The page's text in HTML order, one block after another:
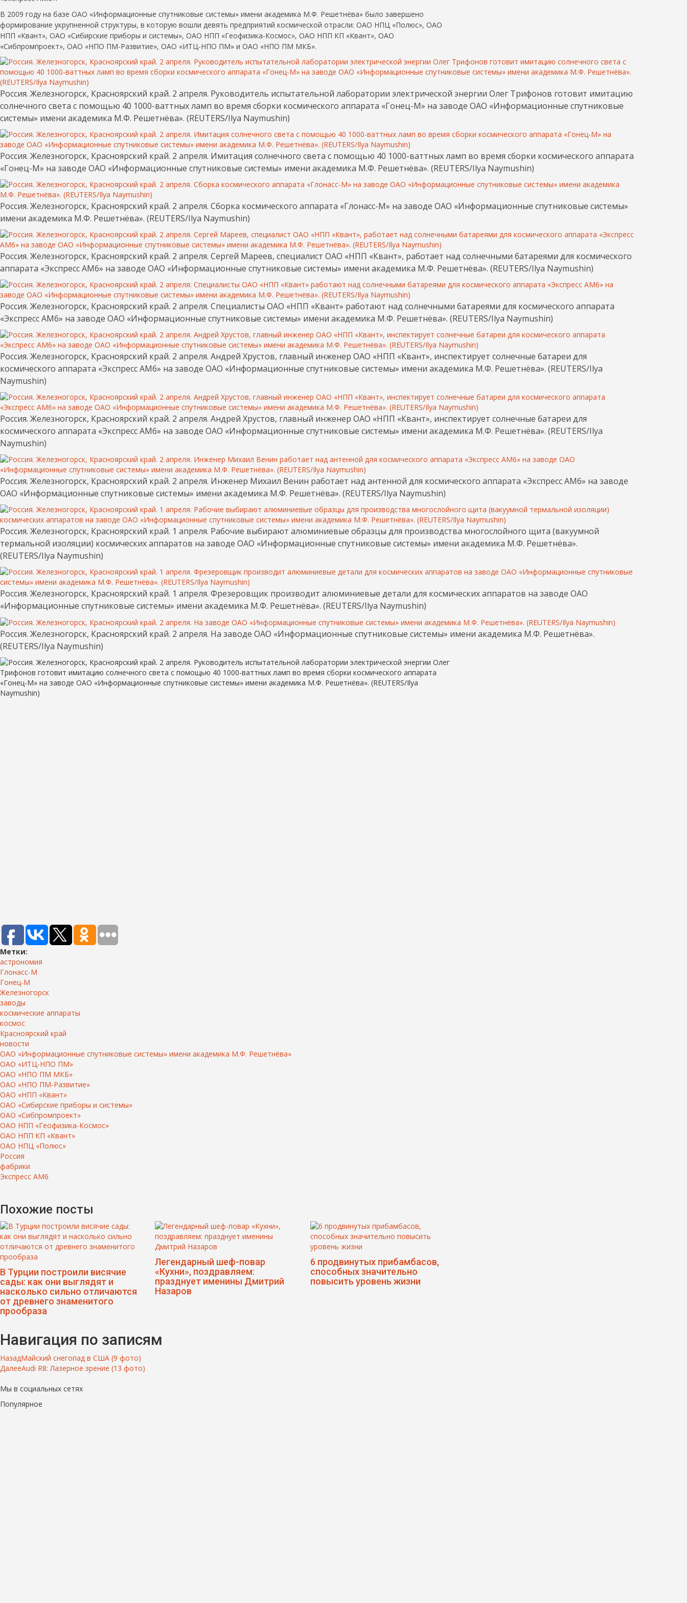
В 2009 году на базе ОАО «Информационные спутниковые системы» имени академика М.Ф. Решетнёва» было завершено
формирование укрупненной структуры, в которую вошли девять предприятий космической отрасли: ОАО НПЦ «Полюс», ОАО
НПП «Квант», ОАО «Сибирские приборы и системы», ОАО НПП «Геофизика-Космос», ОАО НПП КП «Квант», ОАО
«Сибпромпроект», ОАО «НПО ПМ-Развитие», ОАО «ИТЦ-НПО ПМ» и ОАО «НПО ПМ МКБ».
Россия. Железногорск, Красноярский край. 2 апреля. Руководитель испытательной лаборатории электрической энергии Олег Трифонов готовит имитацию
солнечного света с помощью 40 1000-ваттных ламп во время сборки космического аппарата «Гонец-М» на заводе ОАО «Информационные спутниковые
системы» имени академика М.Ф. Решетнёва». (REUTERS/Ilya Naymushin)
Россия. Железногорск, Красноярский край. 2 апреля. Имитация солнечного света с помощью 40 1000-ваттных ламп во время сборки космического аппарата
«Гонец-М» на заводе ОАО «Информационные спутниковые системы» имени академика М.Ф. Решетнёва». (REUTERS/Ilya Naymushin)
Россия. Железногорск, Красноярский край. 2 апреля. Сборка космического аппарата «Глонасс-М» на заводе ОАО «Информационные спутниковые системы»
имени академика М.Ф. Решетнёва». (REUTERS/Ilya Naymushin)
Россия. Железногорск, Красноярский край. 2 апреля. Сергей Мареев, специалист ОАО «НПП «Квант», работает над солнечными батареями для космического
аппарата «Экспресс АМ6» на заводе ОАО «Информационные спутниковые системы» имени академика М.Ф. Решетнёва». (REUTERS/Ilya Naymushin)
Россия. Железногорск, Красноярский край. 2 апреля. Специалисты ОАО «НПП «Квант» работают над солнечными батареями для космического аппарата
«Экспресс АМ6» на заводе ОАО «Информационные спутниковые системы» имени академика М.Ф. Решетнёва». (REUTERS/Ilya Naymushin)
Россия. Железногорск, Красноярский край. 2 апреля. Андрей Хрустов, главный инженер ОАО «НПП «Квант», инспектирует солнечные батареи для
космического аппарата «Экспресс АМ6» на заводе ОАО «Информационные спутниковые системы» имени академика М.Ф. Решетнёва». (REUTERS/Ilya
Naymushin)
Россия. Железногорск, Красноярский край. 2 апреля. Андрей Хрустов, главный инженер ОАО «НПП «Квант», инспектирует солнечные батареи для
космического аппарата «Экспресс АМ6» на заводе ОАО «Информационные спутниковые системы» имени академика М.Ф. Решетнёва». (REUTERS/Ilya
Naymushin)
Россия. Железногорск, Красноярский край. 2 апреля. Инженер Михаил Венин работает над антенной для космического аппарата «Экспресс АМ6» на заводе
ОАО «Информационные спутниковые системы» имени академика М.Ф. Решетнёва». (REUTERS/Ilya Naymushin)
Россия. Железногорск, Красноярский край. 1 апреля. Рабочие выбирают алюминиевые образцы для производства многослойного щита (вакуумной
термальной изоляции) космических аппаратов на заводе ОАО «Информационные спутниковые системы» имени академика М.Ф. Решетнёва».
(REUTERS/Ilya Naymushin)
Россия. Железногорск, Красноярский край. 1 апреля. Фрезеровщик производит алюминиевые детали для космических аппаратов на заводе ОАО
«Информационные спутниковые системы» имени академика М.Ф. Решетнёва». (REUTERS/Ilya Naymushin)
Россия. Железногорск, Красноярский край. 2 апреля. На заводе ОАО «Информационные спутниковые системы» имени академика М.Ф. Решетнёва».
(REUTERS/Ilya Naymushin)
Метки:
астрономия
Глонасс-М
Гонец-М
Железногорск
заводы
космические аппараты
космос
Красноярский край
новости
ОАО «Информационные спутниковые системы» имени академика М.Ф. Решетнёва»
ОАО «ИТЦ-НПО ПМ»
ОАО «НПО ПМ МКБ»
ОАО «НПО ПМ-Развитие»
ОАО «НПП «Квант»
ОАО «Сибирские приборы и системы»
ОАО «Сибпромпроект»
ОАО НПП «Геофизика-Космос»
ОАО НПП КП «Квант»
ОАО НПЦ «Полюс»
Россия
фабрики
Экспресс АМ6
Похожие посты
В Турции построили висячие
сады: как они выглядят и
насколько сильно отличаются
от древнего знаменитого
прообраза
Легендарный шеф-повар
«Кухни», поздравляем:
празднует именины Дмитрий
Назаров
6 продвинутых прибамбасов,
способных значительно
повысить уровень жизни
Навигация по записям
НазадМайский снегопад в США (9 фото)
ДалееAudi R8: Лазерное зрение (13 фото)
Мы в социальных сетях
Популярное